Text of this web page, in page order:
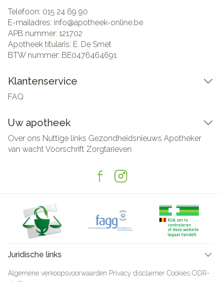
Telefoon: 015 24 69 90
E-mailadres: info@apotheek-online.be
APB nummer: 121702
Apotheek titularis: E. De Smet
BTW nummer: BE0476464691
Klantenservice
FAQ
Uw apotheek
Over ons Nuttige links Gezondheidsnieuws Apotheker
van wachtVoorschrift Zorgtarieven
Juridische links
Algemene verkoopsvoorwaarden Privacy disclaimer Cookies ODR-